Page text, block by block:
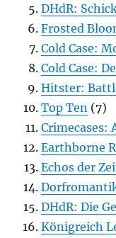
DHdR:
Frosted
Cold Case:
Cold Case:
Hitster:
Top Ten (7)
Crimecases:
Earthborne
Echos der
DHdR: Die
Königreich